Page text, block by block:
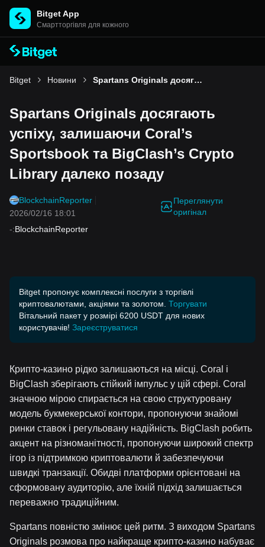
Bitget App
Cмартторгівля для кожного
Bitget Новини Spartans Originals досягають успіху, залишаючи Coral’s Sportsbook та BigClash’s Crypto Library далеко позаду
Spartans Originals досягають
успіху, залишаючи Coral’s
Sportsbook та BigClash’s Crypto
Library далеко позаду
BlockchainReporter
2026/02/16 18:01
Переглянути
оригінал
-:BlockchainReporter
Bitget пропонує комплексні послуги з торгівлі
криптовалютами, акціями та золотом. Торгувати
Вітальний пакет у розмірі 6200 USDT для нових
користувачів! Зареєструватися
Крипто-казино рідко залишаються на місці. Coral і
BigClash зберігають стійкий імпульс у цій сфері. Coral
значною мірою спирається на свою структуровану
модель букмекерської контори, пропонуючи знайомі
ринки ставок і регульовану надійність. BigClash робить
акцент на різноманітності, пропонуючи широкий спектр
ігор із підтримкою криптовалюти й забезпечуючи
швидкі транзакції. Обидві платформи орієнтовані на
сформовану аудиторію, але їхній підхід залишається
переважно традиційним.
Spartans повністю змінює цей ритм. З виходом Spartans
Originals розмова про найкраще крипто-казино набуває